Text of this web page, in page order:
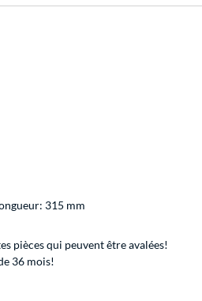
315 mm
pièces qui peuvent être avalées!
36 mois!